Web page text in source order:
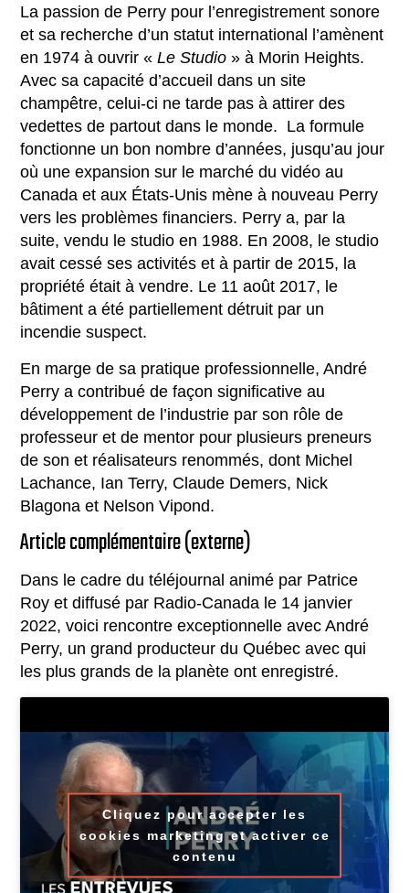
La passion de Perry pour l’enregistrement sonore
et sa recherche d’un statut international l’amènent
en 1974 à ouvrir «Le Studio » à Morin Heights.
Avec sa capacité d’accueil dans un site
champêtre, celui-ci ne tarde pas à attirer des
vedettes de partout dans le monde. La formule
fonctionne un bon nombre d’années, jusqu’au jour
où une expansion sur le marché du vidéo au
Canada et aux États-Unis mène à nouveau Perry
vers les problèmes financiers. Perry a, par la
suite, vendu le studio en 1988. En 2008, le studio
avait cessé ses activités et à partir de 2015, la
propriété était à vendre. Le 11 août 2017, le
bâtiment a été partiellement détruit par un
incendie suspect.
En marge de sa pratique professionnelle, André
Perry a contribué de façon significative au
développement de l’industrie par son rôle de
professeur et de mentor pour plusieurs preneurs
de son et réalisateurs renommés, dont Michel
Lachance, Ian Terry, Claude Demers, Nick
Blagona et Nelson Vipond.
Article complémentaire (externe)
Dans le cadre du téléjournal animé par Patrice
Roy et diffusé par Radio-Canada le 14 janvier
2022, voici rencontre exceptionnelle avec André
Perry, un grand producteur du Québec avec qui
les plus grands de la planète ont enregistré.
Cliquez pour accepter les
cookies marketing et activer ce
contenu